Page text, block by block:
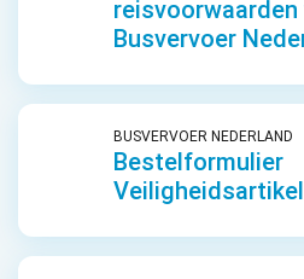
reisvoorwaarden
Busvervoer
BUSVERVOER NEDERLAND
Bestelformulier